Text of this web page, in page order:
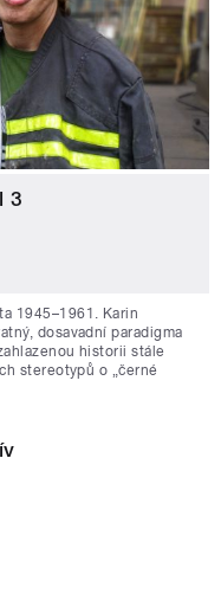
3
1945–1961. Karin
dosavadní paradigma
historii stále
stereotypů o „černé